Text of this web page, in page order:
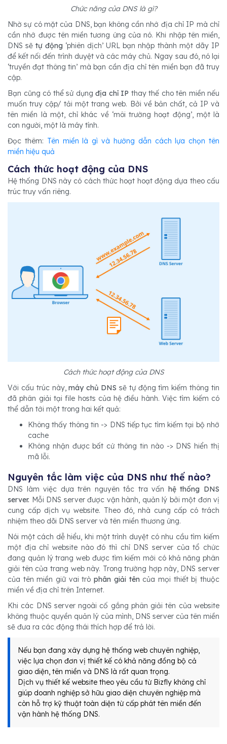
Chức năng của DNS là gì?
Nhờ sự có mặt của DNS, bạn không cần nhớ địa chỉ IP mà chỉ
cần nhớ được tên miền tương ứng của nó. Khi nhập tên miền,
DNS sẽtự động ‘phiên dịch’ URL bạn nhập thành một dãy IP
để kết nối đến trình duyệt và các máy chủ. Ngay sau đó, nó lại
‘truyền đạt thông tin’ mà bạn cần địa chỉ tên miền bạn đã truy
cập.
Bạn cũng có thể sử dụng địa chỉ IP thay thế cho tên miền nếu
muốn truy cập/ tải một trang web. Bởi về bản chất, cả IP và
tên miền là một, chỉ khác về ‘môi trường hoạt động’, một là
con người, một là máy tính.
Đọc thêm: Tên miền là gì và hướng dẫn cách lựa chọn tên
miền hiệu quả
Cách thức hoạt động của DNS
Hệ thống DNS này có cách thức hoạt hoạt động dựa theo cấu
trúc truy vấn riêng.
Cách thức hoạt động của DNS
Với cấu trúc này,máy chủ DNS sẽ tự động tìm kiếm thông tin
đã phân giải tại file hosts của hệ điều hành. Việc tìm kiếm có
thể dẫn tới một trong hai kết quả:
Không thấy thông tin -> DNS tiếp tục tìm kiếm tại bộ nhớ
cache
Không nhận được bất cứ thông tin nào -> DNS hiển thị
mã lỗi.
Nguyên tắc làm việc của DNS như thế nào?
DNS làm việc dựa trên nguyên tắc tra vấn
hệ thống DNS
server. Mỗi DNS server được vận hành, quản lý bởi một đơn vị
cung cấp dịch vụ website. Theo đó, nhà cung cấp có trách
nhiệm theo dõi DNS server và tên miền thương ứng.
Nói một cách dễ hiểu, khi một trình duyệt có nhu cầu tìm kiếm
một địa chỉ website nào đó thì chỉ DNS server của tổ chức
đang quản lý trang web được tìm kiếm mới có khả năng phân
giải tên của trang web này. Trong trường hợp này, DNS server
của tên miền giữ vai tròphân giải tên của mọi thiết bị thuộc
miền về địa chỉ trên Internet.
Khi các DNS server ngoài cố gắng phân giải tên của website
không thuộc quyền quản lý của mình, DNS server của tên miền
sẽ đưa ra các động thái thích hợp để trả lời.
Nếu bạn đang xây dựng hệ thống web chuyên nghiệp,
việc lựa chọn đơn vị thiết kế có khả năng đồng bộ cả
giao diện, tên miền và DNS là rất quan trọng.
Dịch vụ thiết kế website theo yêu cầu từ Bizfly không chỉ
giúp doanh nghiệp sở hữu giao diện chuyên nghiệp mà
còn hỗ trợ kỹ thuật toàn diện từ cấp phát tên miền đến
vận hành hệ thống DNS.